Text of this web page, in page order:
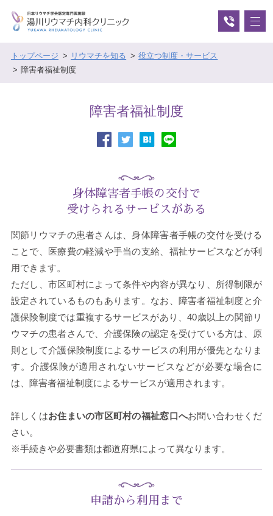
トップページ リウマチを知る
役立つ制度・サービス
障害者福祉制度
障害者福祉制度
身体障害者手帳の交付で
受けられるサービスがある
関節リウマチの患者さんは、身体障害者手帳の交付を受ける
ことで、医療費の軽減や手当の支給、福祉サービスなどが利
用できます。
ただし、市区町村によって条件や内容が異なり、所得制限が
設定されているものもあります。なお、障害者福祉制度と介
護保険制度では重複するサービスがあり、40歳以上の関節リ
ウマチの患者さんで、介護保険の認定を受けている方は、原
則として介護保険制度によるサービスの利用が優先となりま
す。介護保険が適用されないサービスなどが必要な場合に
は、障害者福祉制度によるサービスが適用されます。
詳しくはお住まいの市区町村の福祉窓口へお問い合わせくだ
さい。
※手続きや必要書類は都道府県によって異なります。
申請から利用まで